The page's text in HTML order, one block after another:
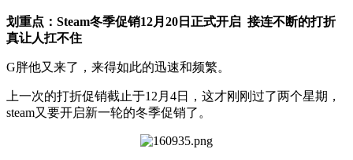
划重点：Steam冬季促销12月20日正式开启 接连不断的打折
真让人扛不住
G胖他又来了，来得如此的迅速和频繁。
上一次的打折促销截止于12月4日，这才刚刚过了两个星期，
steam又要开启新一轮的冬季促销了。